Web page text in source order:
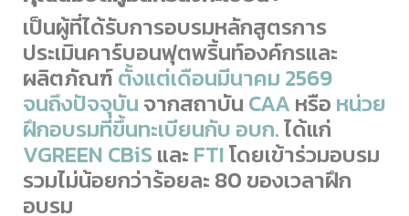
เป็นผู้ที่ได้รับการอบรมหลักสูตรการ
ประเมินคาร์บอนฟุตพริ้นท์องค์กรและ
ผลิตภัณฑ์ตั้งแต่เดือนมีนาคม 2569
จนถึงปัจจุบัน จากสถาบัน CAA หรือ หน่วย
ฝึกอบรมที่ขึ้นทะเบียนกับ อบก.ได้แก่
VGREEN CBiSและ FTIโดยเข้าร่วมอบรม
รวมไม่น้อยกว่าร้อยละ 80 ของเวลาฝึก
อบรม